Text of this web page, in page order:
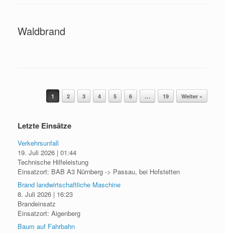
Waldbrand
Beitragsnavigation
1 2 3 4 5 6 … 19 Weiter »
Letzte Einsätze
Verkehrsunfall
19. Juli 2026 | 01:44
Technische Hilfeleistung
Einsatzort: BAB A3 Nürnberg -> Passau, bei Hofstetten
Brand landwirtschaftliche Maschine
8. Juli 2026 | 16:23
Brandeinsatz
Einsatzort: Aigenberg
Baum auf Fahrbahn